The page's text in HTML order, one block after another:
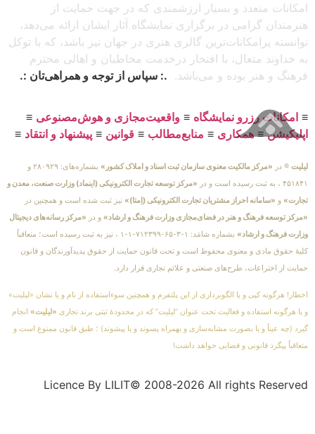
امکانات متعدد و بسیار ارزشمندی که در جهت حمایت از
هنرمندان گرامی در برگزاری نمایشگاه آثار ایشان ارائه می‌دهد،
توانسته پرامکانات‌ترین گالری هنری در جهان نیز باشد، که با توکل
به خداوند متعال، با افتخار درخدمت مخاطبان و اهالی محترم
فرهنگ و هنر بوده و می‌باشد. .: سپاس از توجه و همراهی‌تان :.
≡ امکانات رزرو نمایشگاه ≡ واقعیت‌مجازی و هوش‌مصنوعی ≡
اپلیکیشن≡همکاری ≡ منابع‌مطالب ≡ قوانین ≡ پیشنهاد و انتقاد ≡
لیلیت ® در «مرکز مالکیت معنوی سازمان ثبت اسناد و املاک کشور»
بشماره‌های: ۲۸۰۹۲۹ و
۴۵۱۸۴۱ ، به ثبت رسیده است و در
«مرکز توسعه تجارت الکترونیکی (اینماد) وزارت صنعت، معدن و
تجارت» و «سامانه احراز مشتریان تجارت الکترونیکی (اِمتا)» نیز ثبت شده است و همچنین در
«مرکز توسعه فرهنگ و هنر در فضای‌مجازی وزارت فرهنگ و ارشاد» و در «مرکز رسانه‌های دیجیتال
وزارت فرهنگ و ارشاد»
بشماره شامَد: ۱-۳-۶۵-۷۱۲۳۹۹-۱-۱ ، نیز به ثبت رسیده است؛ متعاقباً
کلیهٔ حقوق مادی و معنوی محفوظ است و تحت قانون حمایت از حقوق پدیدآورندگان و قانون
حمایت از اختراعات، طرح‌های صنعتی و علائم تجاری قرار دارد.
اخطار! هرگونه کپی و یا الگوبرداری از این پلتفرم و همچنین سوءاستفاده از نام و یا نشان «لیلیت»
و یا هرگونه استفاده و فعالیت تحت عنوان “لیلیت” که در محدودهٔ ثبتی برند تجاری «لیلیت» انجام
گیرد (چه عیناً و یا بصورت مشابه‌سازی و بهمراه پسوند و یا پیشوند) ؛ طبق قانون ممنوع است و
متعاقباً پیگرد قانونی و قضایی خواهد داشت!
Licence By LILIT© 2008-2026 All rights Reserved